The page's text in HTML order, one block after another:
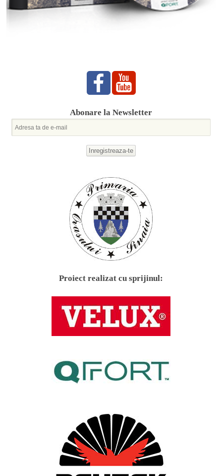
Abonare la Newsletter
Proiect realizat cu sprijinul: